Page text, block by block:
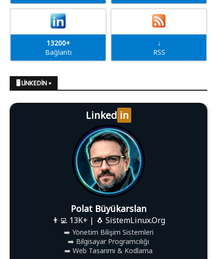
13200+
Bağlantı
↓
RSS
🖥️ LINKEDIN »
Linked in
Polat Büyükarslan
👨‍💻 13K+ | 🐧 SistemLinux.Org
➡️ Yönetim Bilişim Sistemleri
➡️ Bilgisayar Programcılığı
➡️ Web Tasarımı & Kodlama